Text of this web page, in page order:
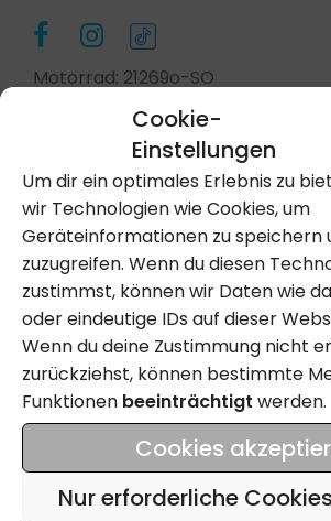
Cookie-
Einstellungen
Um dir ein optimales Erlebnis zu
wir Technologien wie Cookies, um
Geräteinformationen zu speichern
zuzugreifen. Wenn du diesen
zustimmst, können wir Daten wie
oder eindeutige IDs auf dieser
Wenn du deine Zustimmung nicht
zurückziehst, können bestimmte
Funktionen beeinträchtigt werden.
Cookies
Nur erforderliche
Motorrad: 21269o-SO
Kontakt Aufnehmen
Anrufen
Name
Tel